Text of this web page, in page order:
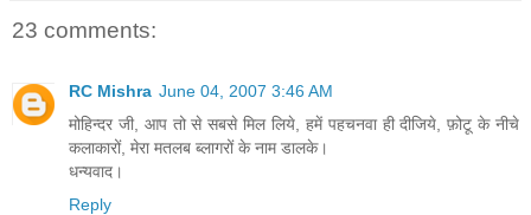
23 comments:
RC Mishra June 04, 2007 3:46 AM
मोहिन्दर जी, आप तो से सबसे मिल लिये, हमें पहचनवा ही दीजिये, फ़ोटू के नीचे
कलाकारों, मेरा मतलब ब्लागरों के नाम डालके।
धन्यवाद।
Reply